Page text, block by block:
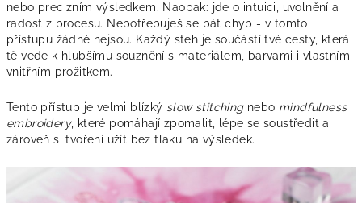
nebo precizním výsledkem. Naopak: jde o intuici, uvolnění a
radost z procesu. Nepotřebuješ se bát chyb - v tomto
přístupu žádné nejsou. Každý steh je součástí tvé cesty, která
tě vede k hlubšímu souznění s materiálem, barvami i vlastním
vnitřním prožitkem.
Tento přístup je velmi blízký slow stitchingnebo mindfulness
embroidery, které pomáhají zpomalit, lépe se soustředit a
zároveň si tvoření užít bez tlaku na výsledek.